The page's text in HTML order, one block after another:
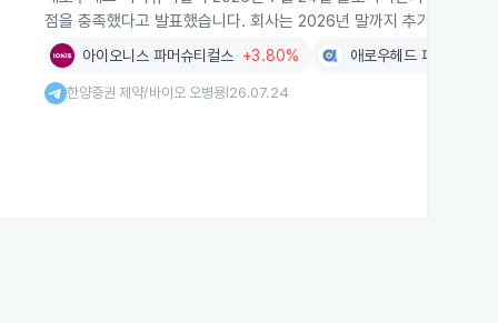
점을 충족했다고 발표했습니다. 회사는 2026년 말까지 추가 적응증
아이오니스 파머슈티컬스 +3.80% 애로우헤드 파머슈티컬
한양증권 제약/바이오 오병용 26.07.24